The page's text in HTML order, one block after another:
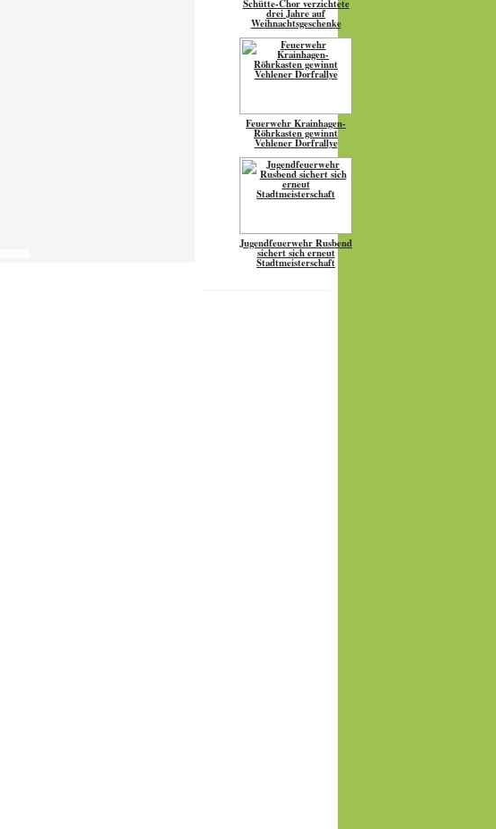
Schütte-Chor verzichtete
drei Jahre auf
Weihnachtsgeschenke
Feuerwehr Krainhagen-
Röhrkasten gewinnt
Vehlener Dorfrallye
Jugendfeuerwehr Rusbend
sichert sich erneut
Stadtmeisterschaft